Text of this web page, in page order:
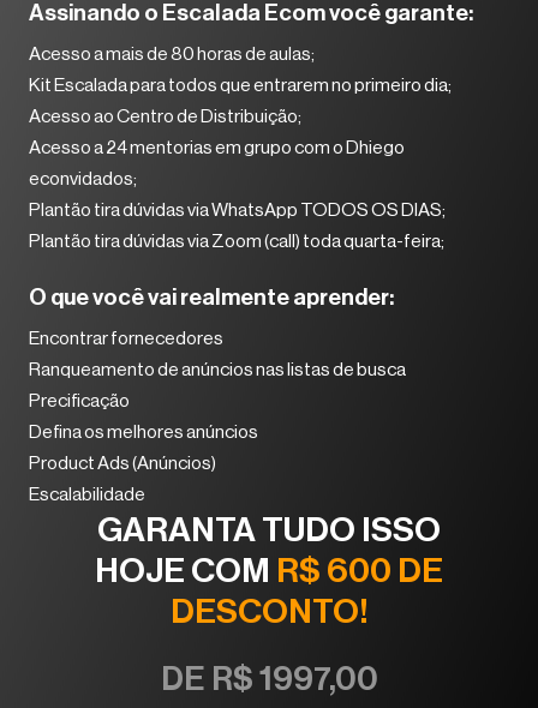
Assinando o Escalada Ecom você garante:
Acesso a mais de 80 horas de aulas;
Kit Escalada para todos que entrarem no primeiro dia;
Acesso ao Centro de Distribuição;
Acesso a 24 mentorias em grupo com o Dhiego
econvidados;
Plantão tira dúvidas via WhatsApp TODOS OS DIAS;
Plantão tira dúvidas via Zoom (call) toda quarta-feira;
O que você vai realmente aprender:
Encontrar fornecedores
Ranqueamento de anúncios nas listas de busca
Precificação
Defina os melhores anúncios
Product Ads (Anúncios)
Escalabilidade
GARANTA TUDO ISSO
HOJE COM
R$ 600 DE
DESCONTO!
DE R$ 1997,00